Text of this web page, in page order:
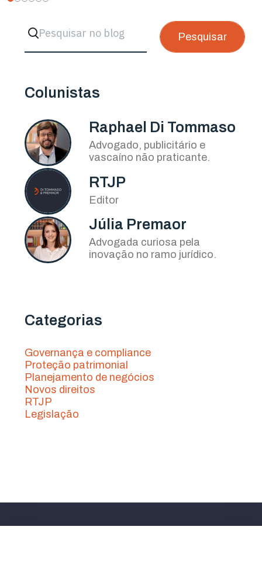
Pesquisar
Colunistas
Raphael Di Tommaso
Advogado, publicitário e
vascaíno não praticante.
RTJP
Editor
Júlia Premaor
Advogada curiosa pela
inovação no ramo jurídico.
Categorias
Governança e compliance
Proteção patrimonial
Planejamento de negócios
Novos direitos
RTJP
Legislação